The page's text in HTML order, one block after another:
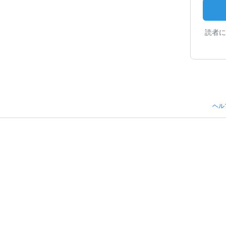
読者
ヘル